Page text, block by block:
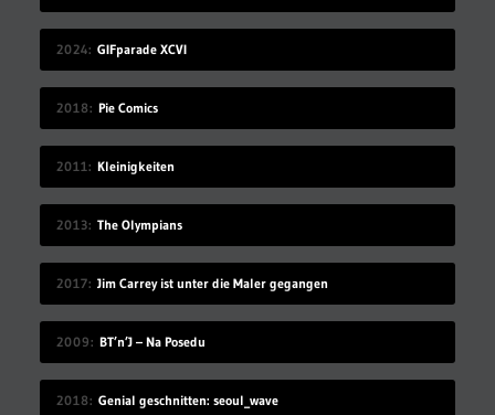
2024 GIFparade XCVI
2018 Pie Comics
2011 Kleinigkeiten
2013 The Olympians
2017 Jim Carrey ist unter die Maler gegangen
2009 BT’n’J – Na Posedu
2018 Genial geschnitten: seoul_wave